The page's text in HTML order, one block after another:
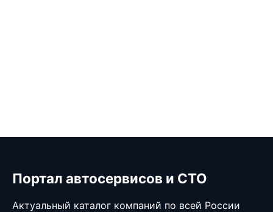
Портал автосервисов и СТО
Актуальный каталог компаний по всей России